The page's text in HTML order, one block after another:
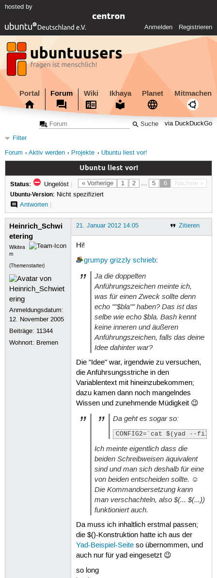
hosted by
Anmelden Registrieren
Portal Forum Wiki Ikhaya Planet Mitmachen
via DuckDuckGo
Filter
Forum
Aktiv werden Projekte Ubuntu liest vor!
Ubuntu liest vor!
« Vorherige 1 2 … 5 6 Nächste »
Status: Ungelöst |
Ubuntu-Version: Nicht spezifiziert
Antworten|
Heinrich_Schwi
etering
Wikitea
m
(Themenstarter)
Anmeldungsdatum:
12. November 2005
Beiträge: 11344
Wohnort: Bremen
Zitieren
21. Januar 2012 14:05
Hi!
grumpy grizzly schrieb:
Ja die doppelten
Anführungszeichen meinte ich,
was für einen Zweck sollte denn
echo ""$bla"" haben? Das ist das
selbe wie echo $bla. Bash kennt
keine inneren und äußeren
Anführungszeichen, falls das deine
Idee dahinter war?
Die "Idee" war, irgendwie zu versuchen,
die Anführsungsstriche in den
Variablentext mit hineinzubekommen;
dazu kamen dann noch mangelndes
Wissen und zunehmende Müdigkeit 😉
Da geht es sogar so:
CONFIG2=`cat $(yad --
Ich meinte eigentlich dass die
beiden Schreibweisen äquivalent
sind und man sich deshalb für eine
von beiden entscheiden sollte. ☺
Die Kommandoersetzung kann
man verschachteln, also $(... $(...))
funktioniert auch.
Da muss ich inhaltlich erstmal passen;
die $()-Konstruktion hatte ich aus der
Yad-Beispiel-Seiteso übernommen, und
auch nur für yad eingesetzt 😉
so long